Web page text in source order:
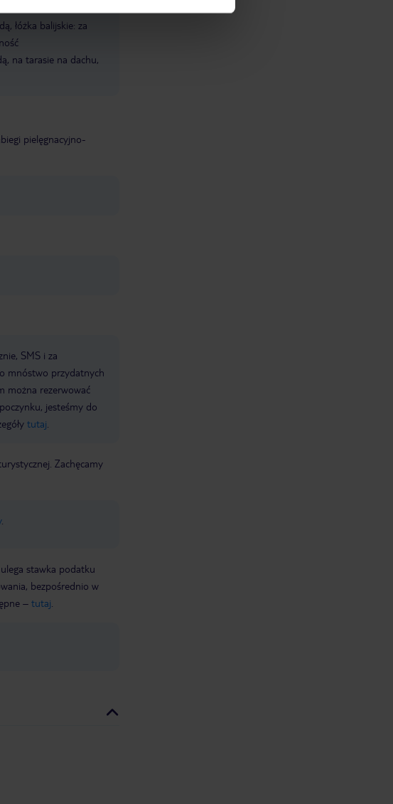
łóżka balijskie: za
na tarasie na dachu,
pielęgnacyjno-
SMS i za
mnóstwo przydatnych
można rezerwować
jesteśmy do
tutaj
Zachęcamy
.
stawka podatku
bezpośrednio w
– tutaj